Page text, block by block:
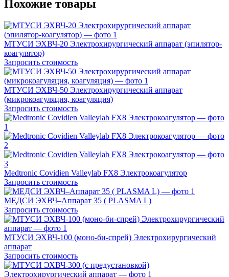
Похожие товары
МТУСИ ЭХВЧ-20 Электрохирургический аппарат (эпилятор-
коагулятор)
Запросить стоимость
МТУСИ ЭХВЧ-50 Электрохирургический аппарат
(микрокоагуляция, коагуляция)
Запросить стоимость
Medtronic Covidien Valleylab FX8 Электрокоагулятор
Запросить стоимость
МЕДСИ ЭХВЧ–Аппарат 35 ( PLASMA L)
Запросить стоимость
МТУСИ ЭХВЧ-100 (моно-би-спрей) Электрохирургический
аппарат
Запросить стоимость